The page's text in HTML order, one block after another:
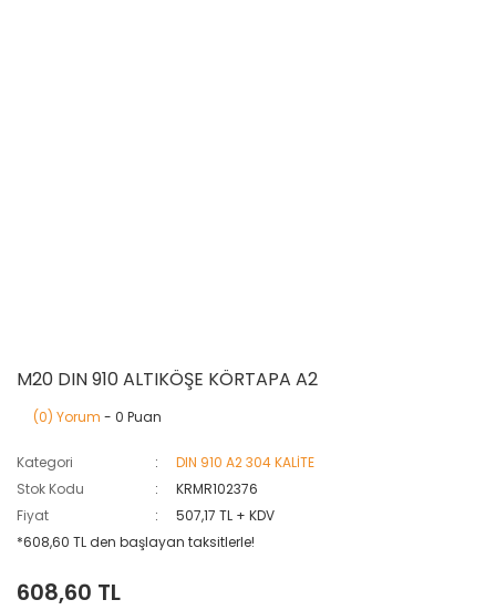
M20 DIN 910 ALTIKÖŞE KÖRTAPA A2
(0) Yorum - 0 Puan
Kategori
DIN 910 A2 304 KALİTE
Stok Kodu
KRMR102376
Fiyat
507,17 TL + KDV
*608,60 TL den başlayan taksitlerle!
608,60 TL